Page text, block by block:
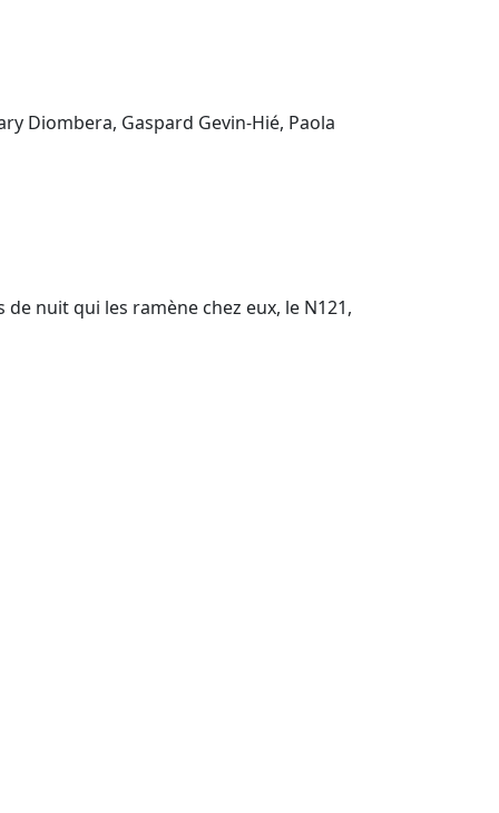
Diombera, Gaspard Gevin-Hié, Paola
nuit qui les ramène chez eux, le N121,